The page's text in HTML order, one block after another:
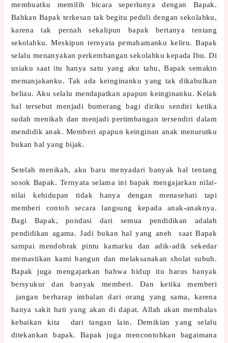
membuatku memilih bicara seperlunya dengan Bapak.
Bahkan Bapak terkesan tak begitu peduli dengan sekolahku,
karena tak pernah sekalipun bapak bertanya tentang
sekolahku. Meskipun ternyata pemahamanku keliru. Bapak
selalu menanyakan perkembangan sekolahku kepada Ibu. Di
usiaku saat itu hanya satu yang aku tahu, Bapak semakin
memanjakanku. Tak ada keinginanku yang tak dikabulkan
beliau. Aku selalu mendapatkan apapun keinginanku. Kelak
hal tersebut menjadi bumerang bagi diriku sendiri ketika
sudah menikah dan menjadi pertimbangan tersendiri dalam
mendidik anak. Memberi apapun keinginan anak menurutku
bukan hal yang bijak.
Setelah menikah, aku baru menyadari banyak hal tentang
sosok Bapak. Ternyata selama ini bapak mengajarkan nilai-
nilai kehidupan tidak hanya dengan menasehati tapi
memberi contoh secara langsung kepada anak-anaknya.
Bagi Bapak, pondasi dari semua pendidikan adalah
pendidikan agama. Jadi bukan hal yang aneh
saat Bapak
sampai mendobrak pintu kamarku dan adik-adik sekedar
memastikan kami bangun dan melaksanakan sholat subuh.
Bapak juga mengajarkan bahwa hidup itu harus banyak
bersyukur dan banyak memberi. Dan ketika memberi
jangan berharap imbalan dari orang yang sama, karena
hanya sakit hati yang akan di dapat. Allah akan membalas
kebaikan kita
dari tangan lain. Demikian yang selalu
ditekankan bapak. Bapak juga mencontohkan bagaimana